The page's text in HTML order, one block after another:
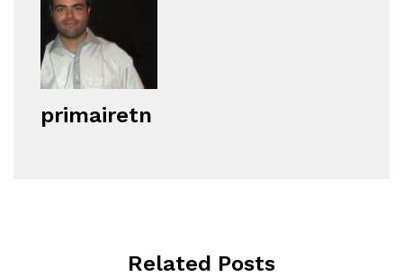
primairetn
Related Posts